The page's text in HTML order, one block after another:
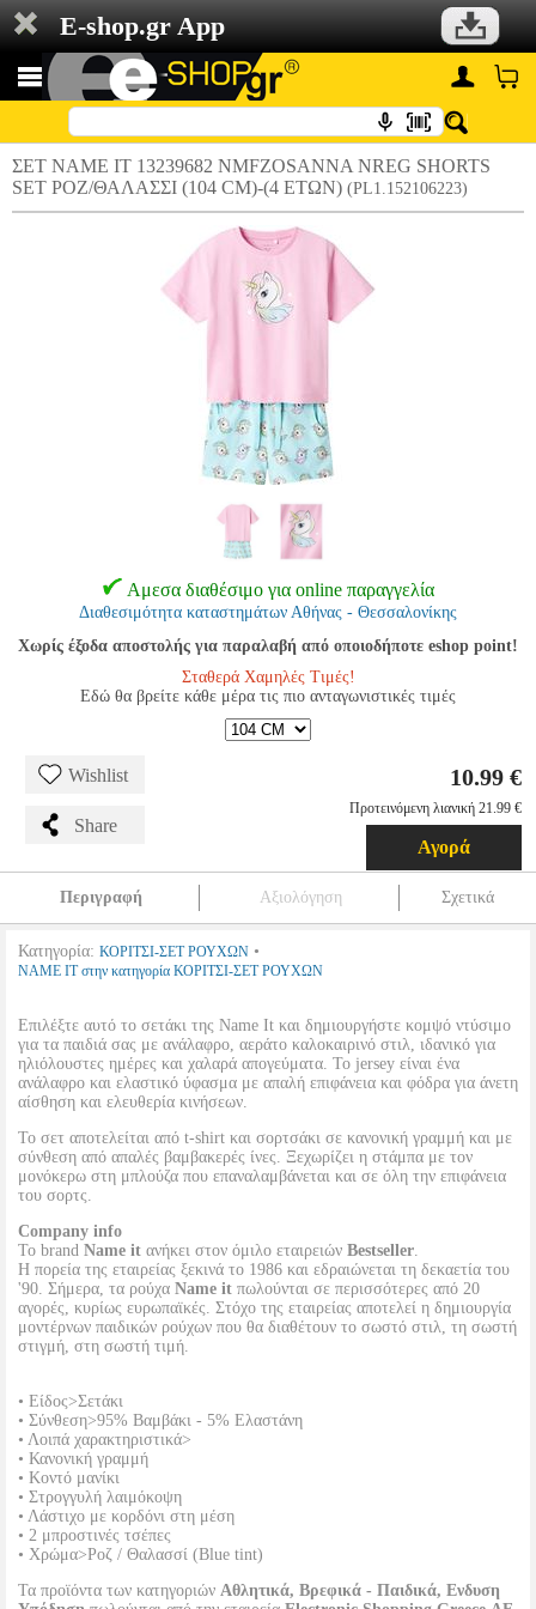
E-shop.gr App
ΣΕΤ NAME IT 13239682 NMFZOSANNA NREG SHORTS
SET ΡΟΖ/ΘΑΛΑΣΣΙ (104 CM)-(4 ΕΤΩΝ) (PL1.152106223)
Αμεσα διαθέσιμο για online παραγγελία
Διαθεσιμότητα καταστημάτων Αθήνας - Θεσσαλονίκης
Χωρίς έξοδα αποστολής για παραλαβή από οποιοδήποτε eshop point!
Σταθερά Χαμηλές Τιμές!
Εδώ θα βρείτε κάθε μέρα τις πιο ανταγωνιστικές τιμές
Wishlist
Share
10.99 €
Προτεινόμενη λιανική 21.99 €
Αγορά
Περιγραφή Αξιολόγηση Σχετικά
Κατηγορία: ΚΟΡΙΤΣΙ-ΣΕΤ ΡΟΥΧΩΝ •
NAME IT στην κατηγορία ΚΟΡΙΤΣΙ-ΣΕΤ ΡΟΥΧΩΝ
Επιλέξτε αυτό το σετάκι της Name It και δημιουργήστε κομψό ντύσιμο
για τα παιδιά σας με ανάλαφρο, αεράτο καλοκαιρινό στιλ, ιδανικό για
ηλιόλουστες ημέρες και χαλαρά απογεύματα. Το jersey είναι ένα
ανάλαφρο και ελαστικό ύφασμα με απαλή επιφάνεια και φόδρα για άνετη
αίσθηση και ελευθερία κινήσεων.
Το σετ αποτελείται από t-shirt και σορτσάκι σε κανονική γραμμή και με
σύνθεση από απαλές βαμβακερές ίνες. Ξεχωρίζει η στάμπα με τον
μονόκερω στη μπλούζα που επαναλαμβάνεται και σε όλη την επιφάνεια
του σορτς.
Company info
Το brand Name it ανήκει στον όμιλο εταιρειών Bestseller.
Η πορεία της εταιρείας ξεκινά το 1986 και εδραιώνεται τη δεκαετία του
'90. Σήμερα, τα ρούχα Name it πωλούνται σε περισσότερες από 20
αγορές, κυρίως ευρωπαϊκές. Στόχο της εταιρείας αποτελεί η δημιουργία
μοντέρνων παιδικών ρούχων που θα διαθέτουν το σωστό στιλ, τη σωστή
στιγμή, στη σωστή τιμή.
• Είδος>Σετάκι
• Σύνθεση>95% Βαμβάκι - 5% Ελαστάνη
• Λοιπά χαρακτηριστικά>
• Κανονική γραμμή
• Κοντό μανίκι
• Στρογγυλή λαιμόκοψη
• Λάστιχο με κορδόνι στη μέση
• 2 μπροστινές τσέπες
• Χρώμα>Ροζ / Θαλασσί (Blue tint)
Τα προϊόντα των κατηγοριών Αθλητικά, Βρεφικά - Παιδικά, Ενδυση